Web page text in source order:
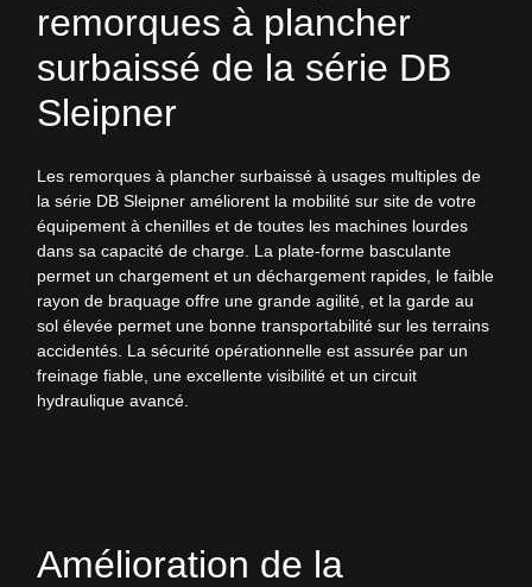
remorques à plancher
surbaissé de la série DB
Sleipner
Les remorques à plancher surbaissé à usages multiples de
la série DB Sleipner améliorent la mobilité sur site de votre
équipement à chenilles et de toutes les machines lourdes
dans sa capacité de charge. La plate-forme basculante
permet un chargement et un déchargement rapides, le faible
rayon de braquage offre une grande agilité, et la garde au
sol élevée permet une bonne transportabilité sur les terrains
accidentés. La sécurité opérationnelle est assurée par un
freinage fiable, une excellente visibilité et un circuit
hydraulique avancé.
Amélioration de la